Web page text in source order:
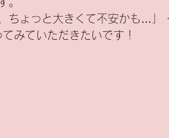
ちょっと大きくて不安かも…」
みていただきたいです！